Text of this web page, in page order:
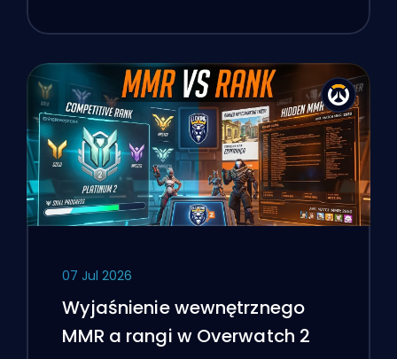
07 Jul 2026
Wyjaśnienie wewnętrznego
MMR a rangi w Overwatch 2